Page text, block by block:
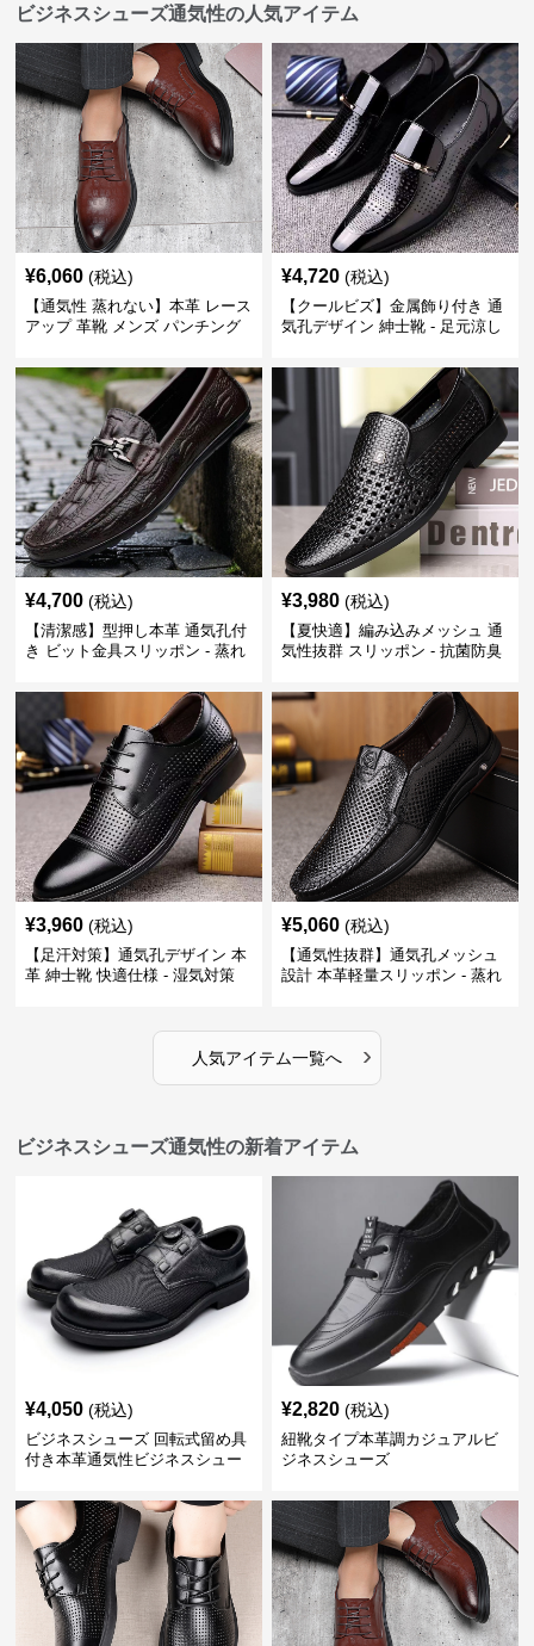
ビジネスシューズ通気性の人気アイテム
¥6,060 (税込)
【通気性 蒸れない】本革 レース
アップ 革靴 メンズ パンチング
い 営業
¥4,720 (税込)
【クールビズ】金属飾り付き 通
気孔デザイン 紳士靴 - 足元涼し
¥4,700 (税込)
【清潔感】型押し本革 通気孔付
き ビット金具スリッポン - 蒸れ
¥3,980 (税込)
【夏快適】編み込みメッシュ 通
気性抜群 スリッポン - 抗菌防臭
¥3,960 (税込)
【足汗対策】通気孔デザイン 本
革 紳士靴 快適仕様 - 湿気対策
¥5,060 (税込)
【通気性抜群】通気孔メッシュ
設計 本革軽量スリッポン - 蒸れ
人気アイテム一覧へ ›
ビジネスシューズ通気性の新着アイテム
¥4,050 (税込)
ビジネスシューズ 回転式留め具
付き本革通気性ビジネスシュー
¥2,820 (税込)
紐靴タイプ本革調カジュアルビ
ジネスシューズ